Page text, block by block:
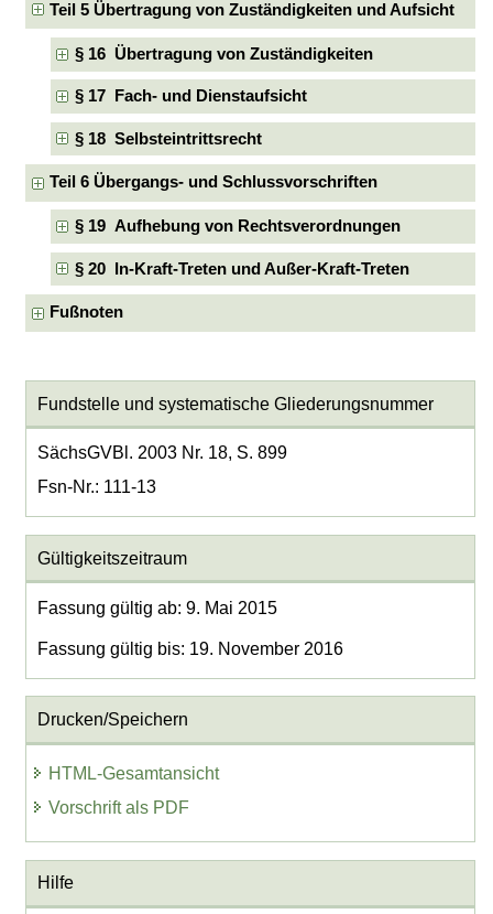
Teil 5 Übertragung von Zuständigkeiten und Aufsicht
§ 16 Übertragung von Zuständigkeiten
§ 17 Fach- und Dienstaufsicht
§ 18 Selbsteintrittsrecht
Teil 6 Übergangs- und Schlussvorschriften
§ 19 Aufhebung von Rechtsverordnungen
§ 20 In-Kraft-Treten und Außer-Kraft-Treten
Fußnoten
Fundstelle und systematische Gliederungsnummer
SächsGVBl. 2003 Nr. 18, S. 899
Fsn-Nr.: 111-13
Gültigkeitszeitraum
Fassung gültig ab: 9. Mai 2015
Fassung gültig bis: 19. November 2016
Drucken/Speichern
HTML-Gesamtansicht
Vorschrift als PDF
Hilfe